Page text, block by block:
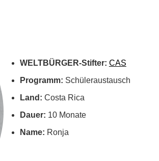
WELTBÜRGER-Stifter: CAS
Programm: Schüleraustausch
Land: Costa Rica
Dauer: 10 Monate
Name: Ronja